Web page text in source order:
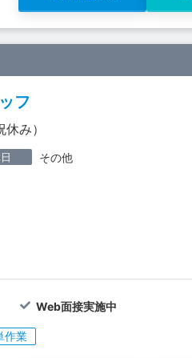
フ
み）
その他
Web面接実施中
作業